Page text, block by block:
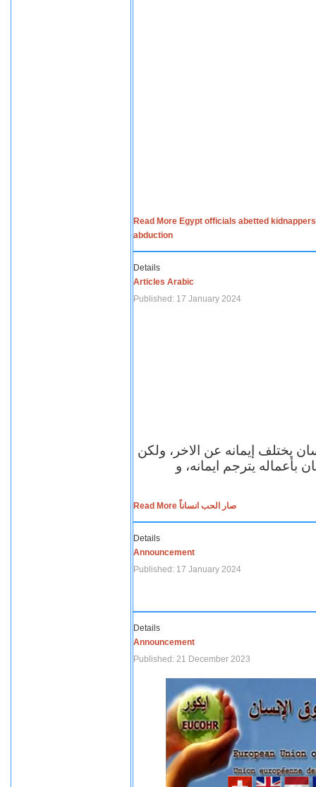
Read More Egypt officials abetted
abduction
Details
Articles Arabic
Published: 17 January 2024
يختلف إيمانه عن الاخر، ولكن
بأعماله يترجم ايمانه، و
Read More صار الحب انساناً
Details
Announcement
Published: 17 January 2024
Details
Announcement
Published: 21 December 2023